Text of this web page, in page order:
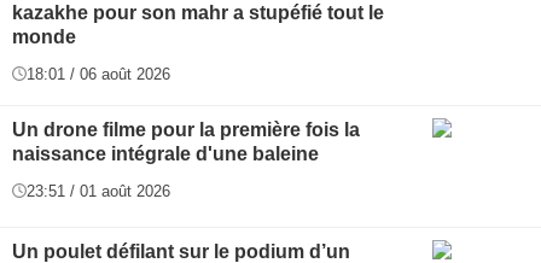
kazakhe pour son mahr a stupéfié tout le
monde
18:01 / 06 août 2026
Un drone filme pour la première fois la
naissance intégrale d'une baleine
23:51 / 01 août 2026
Un poulet défilant sur le podium d’un